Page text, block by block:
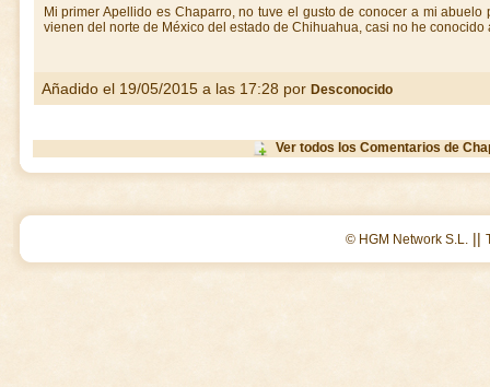
Mi primer Apellido es Chaparro, no tuve el gusto de conocer a mi
vienen del norte de México del estado de Chihuahua, casi no he
Añadido el 19/05/2015 a las 17:28 por Desconocido
Ver todos los Comentarios de
© HGM Network S.L. ||